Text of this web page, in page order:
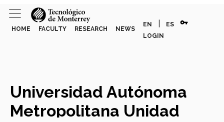
HOME FACULTY RESEARCH NEWS
EN ES vpn_key
LOGIN
Universidad Autónoma
Metropolitana Unidad